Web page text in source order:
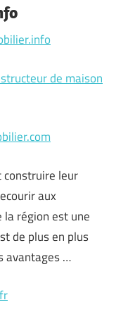
de maison
construire leur
aux
la région est une
de plus en plus
avantages…